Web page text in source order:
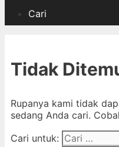
Cari
Tidak
Rupanya kami tidak
sedang Anda cari.
Cari untuk: